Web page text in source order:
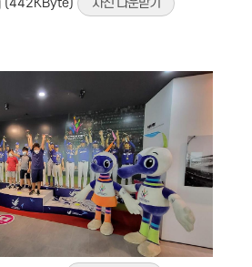
(442KByte)
사진 다운받기